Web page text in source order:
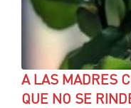
A LAS MADRES
QUE NO SE